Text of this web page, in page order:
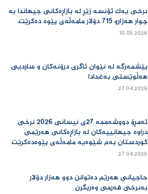
نرخی یەك ئۆنسە زێڕ لە بازاڕەكانی جیهاندا بە
چوار هەزارو 715 دۆلار مامەڵەی پێوە دەكرێت.
10.05.2026
پێشمەرگە لە نێوان ئاگری درۆنەکان و ساردیی
هەڵوێستی بەغدادا
27.04.2026
ئەمڕۆ دووشەممە 27ی نیسانی 2026 نرخی
دراوە جیهانییەكان لە بازاڕەكانی هەرێمی
كوردستان بەم شێوەیە مامەڵەی پێوەدەكرێت
27.04.2026
حاجیانی هەرێم دەتوانن دوو هەزار دۆلار
بەنرخی فەرمی وەربگرن